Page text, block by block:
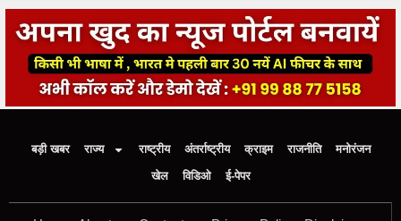
बड़ी खबर राज्य राष्ट्रीय अंतर्राष्ट्रीय क्राइम राजनीति
मनोरंजन
खेल
विडिओ ई-पेपर